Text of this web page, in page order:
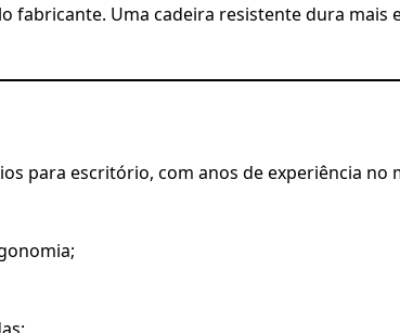
fabricante. Uma cadeira resistente dura mais
para escritório, com anos de experiência no